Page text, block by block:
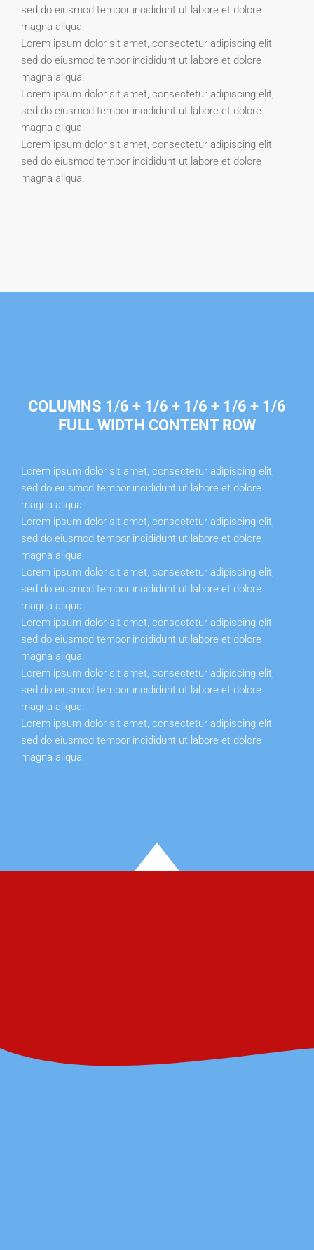
sed do eiusmod tempor incididunt ut labore et dolore
magna aliqua.
Lorem ipsum dolor sit amet, consectetur adipiscing elit,
sed do eiusmod tempor incididunt ut labore et dolore
magna aliqua.
Lorem ipsum dolor sit amet, consectetur adipiscing elit,
sed do eiusmod tempor incididunt ut labore et dolore
magna aliqua.
Lorem ipsum dolor sit amet, consectetur adipiscing elit,
sed do eiusmod tempor incididunt ut labore et dolore
magna aliqua.
COLUMNS 1/6 + 1/6 + 1/6 + 1/6 + 1/6
FULL WIDTH CONTENT ROW
Lorem ipsum dolor sit amet, consectetur adipiscing elit,
sed do eiusmod tempor incididunt ut labore et dolore
magna aliqua.
Lorem ipsum dolor sit amet, consectetur adipiscing elit,
sed do eiusmod tempor incididunt ut labore et dolore
magna aliqua.
Lorem ipsum dolor sit amet, consectetur adipiscing elit,
sed do eiusmod tempor incididunt ut labore et dolore
magna aliqua.
Lorem ipsum dolor sit amet, consectetur adipiscing elit,
sed do eiusmod tempor incididunt ut labore et dolore
magna aliqua.
Lorem ipsum dolor sit amet, consectetur adipiscing elit,
sed do eiusmod tempor incididunt ut labore et dolore
magna aliqua.
Lorem ipsum dolor sit amet, consectetur adipiscing elit,
sed do eiusmod tempor incididunt ut labore et dolore
magna aliqua.